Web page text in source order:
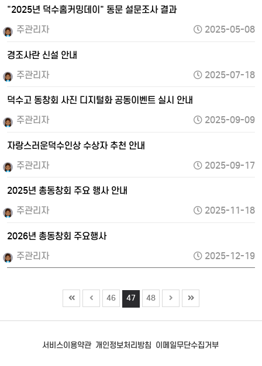
"2025년 덕수홈커밍데이" 동문 설문조사 결과
주관리자
2025-05-08
경조사란 신설 안내
주관리자
2025-07-18
덕수고 동창회 사진 디지털화 공동이벤트 실시 안내
주관리자
2025-09-09
자랑스러운덕수인상 수상자 추천 안내
주관리자
2025-09-17
2025년 총동창회 주요 행사 안내
주관리자
2025-11-18
2026년 총동창회 주요행사
주관리자
2025-12-19
46 47 48
서비스이용약관 개인정보처리방침 이메일무단수집거부